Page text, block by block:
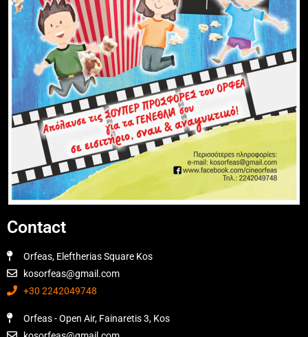
Contact
Orfeas, Eleftherias Square Kos
kosorfeas@gmail.com
+30 2242049748
Orfeas - Open Air, Fainaretis 3, Kos